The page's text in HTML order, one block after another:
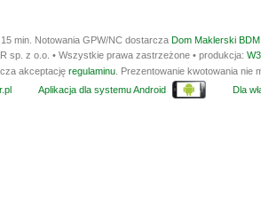
min. Notowania GPW/NC dostarcza Dom Maklerski
sp. z o.o. • Wszystkie prawa zastrzeżone • produkcja:
akceptację regulaminu . Prezentowanie kwotowania
Aplikacja dla systemu Android Dla